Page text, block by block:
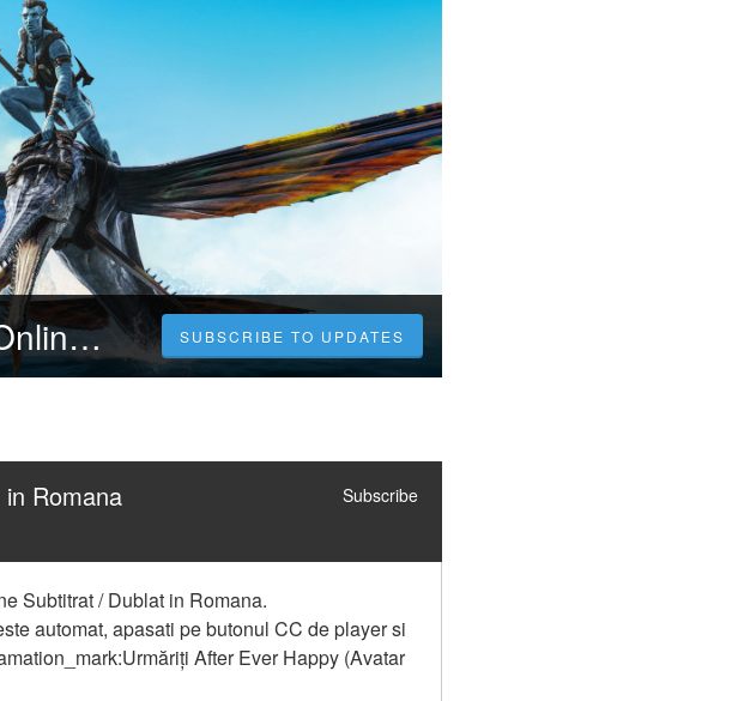
Avatar 2 Calea apei (2022) ?️✔️ Film Online Subtitrat in Romana 【HD】 GRATIS SUBSCRIBE TO UPDATES
Romana
Subscribe
Subtitrat / Dublat in Romana.
automat, apasati pe butonul CC de player si
After Ever Happy (Avatar